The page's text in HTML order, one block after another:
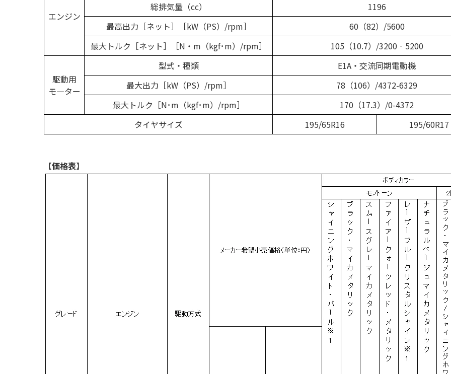
エンジン
総排気量（cc）
1196
最高出力［ネット］［kW（PS）/rpm］
60（82）/5600
最大トルク［ネット］［N・m（kgf･m）/rpm］
105（10.7）/3200‐5200
駆動用
モ―ター
型式・種類
E1A・交流同期電動機
最大出力［kW（PS）/rpm］
78（106）/4372-6329
最大トルク［N･m（kgf･m）/rpm］
170（17.3）/0-4372
タイヤサイズ
195/65R16 195/60R17
【価格表】